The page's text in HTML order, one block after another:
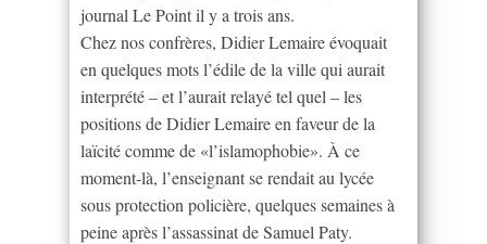
journal Le Point il y a trois ans.
Chez nos confrères, Didier Lemaire évoquait
en quelques mots l’édile de la ville qui aurait
interprété – et l’aurait relayé tel quel – les
positions de Didier Lemaire en faveur de la
laïcité comme de «l’islamophobie». À ce
moment-là, l’enseignant se rendait au lycée
sous protection policière, quelques semaines à
peine après l’assassinat de Samuel Paty.